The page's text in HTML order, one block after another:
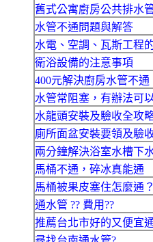
舊式公寓廚房公共排水
水管不通問題與解答
水電、空調、瓦斯工程
衛浴設備的注意事項
400元解決廚房水管不通
水管常阻塞，有辦法可
水龍頭安裝及驗收全攻
廁所面盆安裝要領及驗
兩分鐘解決浴室水槽下
馬桶不通，碎冰真能通
馬桶被果皮塞住怎麼通？
通水管 ?? 費用??
推薦台北市好的又便宜